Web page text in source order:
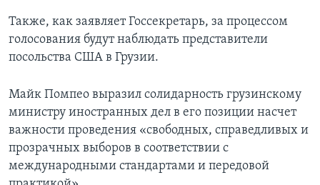
Также, как заявляет Госсекретарь, за процессом
голосования будут наблюдать представители
посольства США в Грузии.
Майк Помпео выразил солидарность грузинскому
министру иностранных дел в его позиции насчет
важности проведения «свободных, справедливых и
прозрачных выборов в соответствии с
международными стандартами и передовой